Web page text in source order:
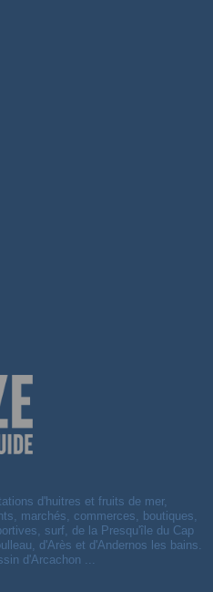
d'huitres et fruits de mer,
marchés, commerces, boutiques,
surf, de la Presqu'île du Cap
d'Arès et d'Andernos les bains.
d'Arcachon ...